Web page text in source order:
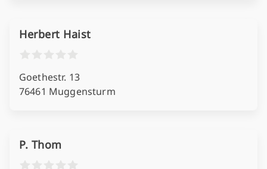
Herbert Haist
Goethestr. 13
76461 Muggensturm
P. Thom